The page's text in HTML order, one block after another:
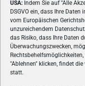
USA: Indem Sie auf "Alle
DSGVO ein, dass Ihre Daten
vom Europäischen
unzureichendem
das Risiko, dass Ihre Daten
Überwachungszwecken,
"Ablehnen" klicken, findet
statt.
VON GAMERN, FÜR
Spielemagazin
Reviews und Videos
Hardware